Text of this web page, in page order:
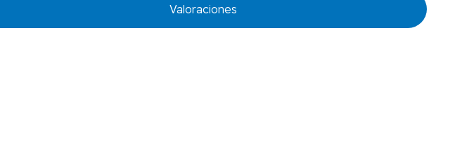
Valoraciones